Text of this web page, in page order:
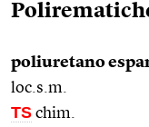
poliuretano
loc.s.m.
TS chim.